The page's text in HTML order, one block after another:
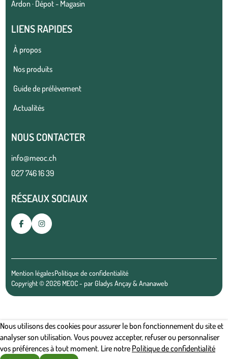
Ardon · Dépot - Magasin
LIENS RAPIDES
À propos
Nos produits
Guide de prélèvement
Actualités
NOUS CONTACTER
info@meoc.ch
027 746 16 39
RÉSEAUX SOCIAUX
Mention légalesPolitique de confidentialité
Copyright © 2026 MEOC - parGladys Ançay&Ananaweb
Nous utilisons des cookies pour assurer le bon fonctionnement du site et
analyser son utilisation. Vous pouvez accepter, refuser ou personnaliser
vos préférences à tout moment. Lire notre Politique de confidentialité